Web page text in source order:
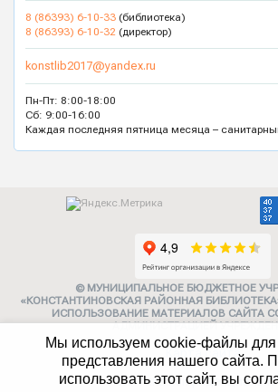
8 (86393) 6-10-33 (библиотека)
8 (86393) 6-10-32 (директор)
konstlib2017@yandex.ru
Пн-Пт: 8:00-18:00
Сб: 9:00-16:00
Каждая последняя пятница месяца –
Мы используем cookie-файлы для
представления нашего сайта.
использовать этот сайт, вы
© МУНИЦИПАЛЬНОЕ БЮДЖЕТНОЕ
«КОНСТАНТИНОВСКАЯ РАЙОННАЯ
ИСПОЛЬЗОВАНИЕ МАТЕРИАЛОВ САЙТА
АДМИНИСТРАЦИЕЙ
Карта сайта
Политика